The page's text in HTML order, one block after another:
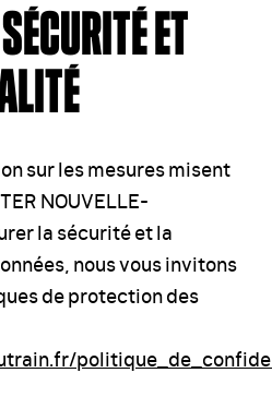
ET
sur les mesures misent
NOUVELLE-
la sécurité et la
nous vous invitons
de protection des